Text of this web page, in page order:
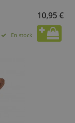
10,95 €
En stock